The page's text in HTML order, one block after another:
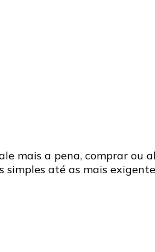
mais a pena, comprar ou
até as mais